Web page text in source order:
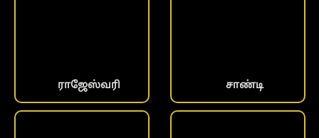
ராஜேஸ்வரி சாண்டி